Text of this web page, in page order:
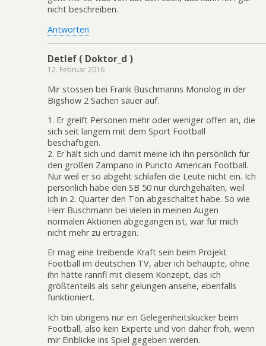
nicht beschreiben.
Antworten
Detlef ( Doktor_d )
12. Februar 2016
Mir stossen bei Frank Buschmanns Monolog in der
Bigshow 2 Sachen sauer auf.
1. Er greift Personen mehr oder weniger offen an, die
sich seit langem mit dem Sport Football
beschäftigen.
2. Er hält sich und damit meine ich ihn persönlich für
den großen Zampano in Puncto American Football.
Nur weil er so abgeht schlafen die Leute nicht ein. Ich
persönlich habe den SB 50 nur durchgehalten, weil
ich in 2. Quarter den Ton abgeschaltet habe. So wie
Herr Buschmann bei vielen in meinen Augen
normalen Aktionen abgegangen ist, war für mich
nicht mehr zu ertragen.
Er mag eine treibende Kraft sein beim Projekt
Football im deutschen TV, aber ich behaupte, ohne
ihn hätte rannfl mit diesem Konzept, das ich
größtenteils als sehr gelungen ansehe, ebenfalls
funktioniert.
Ich bin übrigens nur ein Gelegenheitskucker beim
Football, also kein Experte und von daher froh, wenn
mir Einblicke ins Spiel gegeben werden.